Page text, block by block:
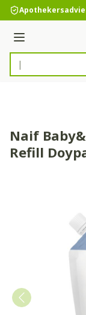
Ga naar de inhoud
Menu
Product, merk,
Naif
Refill